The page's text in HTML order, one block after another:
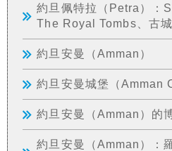
約旦佩特拉（Petra）：
The Royal Tombs、古
約旦安曼（Amman）
約旦安曼城堡（Amman
約旦安曼（Amman）的
約旦安曼（Amman）：